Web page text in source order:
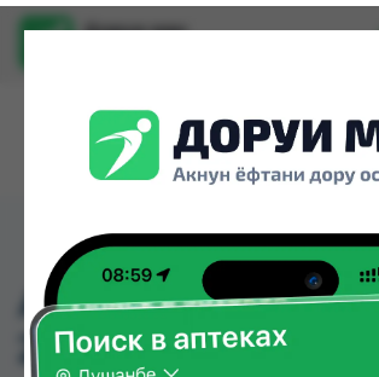
Доруи ман
АЗИТРОМИЦИН
200МГ/15МЛ СУСП